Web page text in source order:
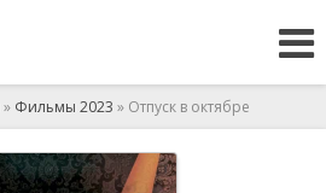
» Фильмы 2023 » Отпуск в октябре